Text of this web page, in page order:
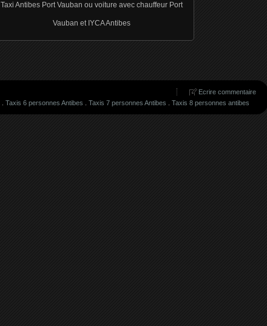
Taxi Antibes Port Vauban ou voiture avec chauffeur Port
Vauban et IYCA Antibes
Ecrire commentaire
Taxis 6 personnes Antibes Taxis 7 personnes Antibes Taxis 8 personnes antibes